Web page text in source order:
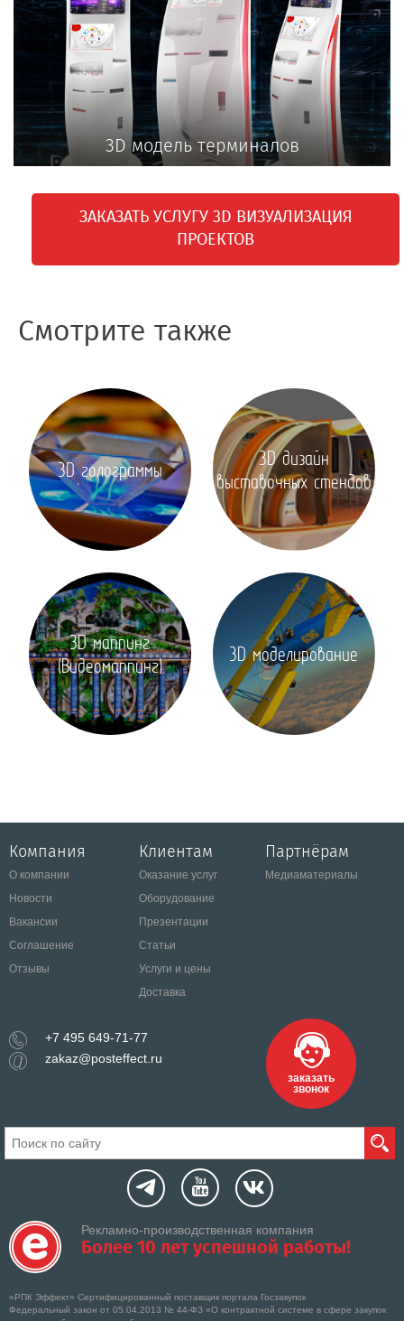
3D модель терминалов
ЗАКАЗАТЬ УСЛУГУ 3D ВИЗУАЛИЗАЦИЯ
ПРОЕКТОВ
Смотрите также
3D голограммы
3D дизайн
выставочных стендов
3D маппинг
(Видеомаппинг)
3D моделирование
Компания
О компании
Новости
Вакансии
Соглашение
Отзывы
Клиентам
Оказание услуг
Оборудование
Презентации
Статьи
Услуги и цены
Доставка
Партнёрам
Медиаматериалы
+7 495 649-71-77
zakaz@posteffect.ru
заказать
звонок
Рекламно-производственная компания
Более 10 лет успешной работы!
«РПК Эффект» Сертифицированный поставщик портала Госзакупок
Федеральный закон от 05.04.2013 № 44-ФЗ «О контрактной системе в сфере закупок